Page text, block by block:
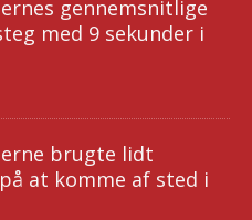
gennemsnitlige
med 9 sekunder i
brugte lidt
at komme af sted i